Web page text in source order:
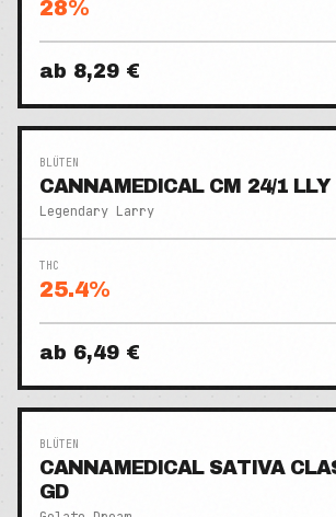
28%
ab 8,29 €
BLÜTEN
CANNAMEDICAL CM 24/1 LLY
Legendary Larry
THC
25.4%
ab 6,49 €
BLÜTEN
CANNAMEDICAL SATIVA
GD